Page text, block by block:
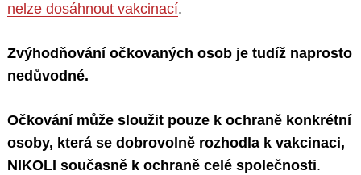
nelze dosáhnout vakcinací.
Zvýhodňování očkovaných osob je tudíž naprosto
nedůvodné.
Očkování může sloužit pouze k ochraně konkrétní
osoby, která se dobrovolně rozhodla k vakcinaci,
NIKOLI současně k ochraně celé společnosti.